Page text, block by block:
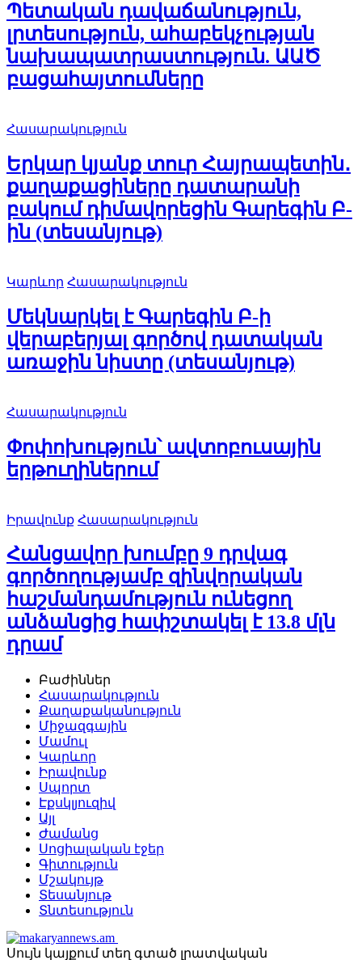
Պետական դավաճանություն,
լրտեսություն, ահաբեկչության
նախապատրաստություն. ԱԱԾ
բացահայտումները
Հասարակություն
Երկար կյանք տուր Հայրապետին․
քաղաքացիները դատարանի
բակում դիմավորեցին Գարեգին Բ-
ին (տեսանյութ)
Կարևոր Հասարակություն
Մեկնարկել է Գարեգին Բ-ի
վերաբերյալ գործով դատական
առաջին նիստը (տեսանյութ)
Հասարակություն
Փոփոխություն՝ ավտոբուսային
երթուղիներում
Իրավունք Հասարակություն
Հանցավոր խումբը 9 դրվագ
գործողությամբ զինվորական
հաշմանդամություն ունեցող
անձանցից հափշտակել է 13.8 մլն
դրամ
Բաժիններ
Հասարակություն
Քաղաքականություն
Միջազգային
Մամուլ
Կարևոր
Իրավունք
Սպորտ
Էքսկլյուզիվ
Այլ
Ժամանց
Սոցիալական էջեր
Գիտություն
Մշակույթ
Տեսանյութ
Տնտեսություն
Սույն կայքում տեղ գտած լրատվական